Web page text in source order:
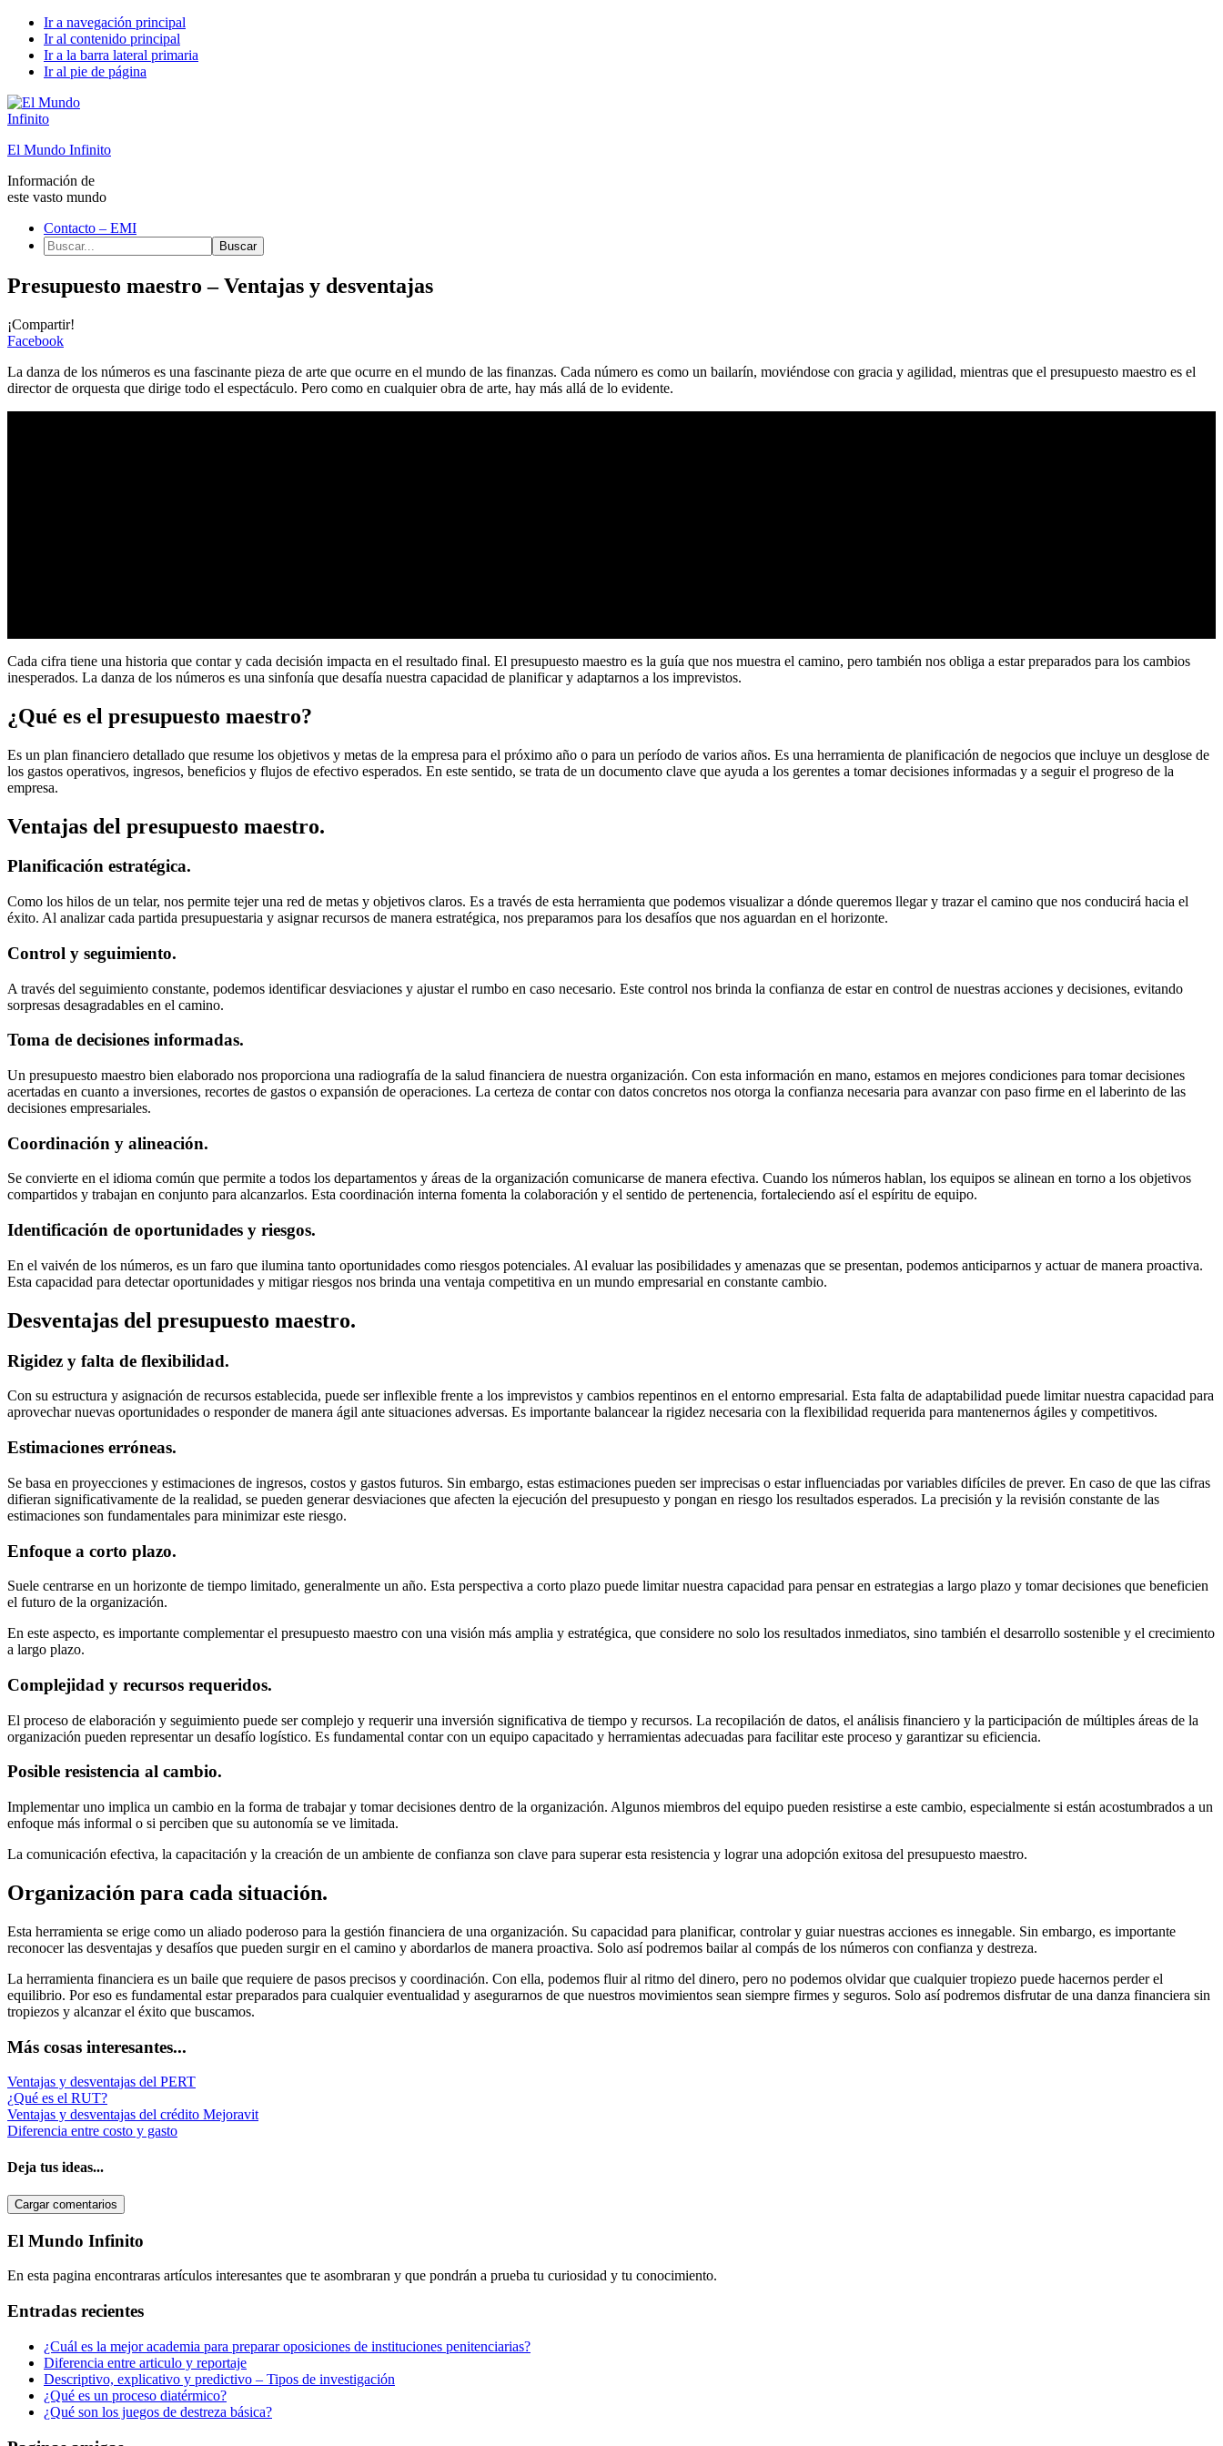
Ir a navegación principal
Ir al contenido principal
Ir a la barra lateral primaria
Ir al pie de página
El Mundo Infinito
Información de
este vasto mundo
Contacto – EMI
Buscar...
Presupuesto maestro – Ventajas y desventajas
¡Compartir!
Facebook
La danza de los números es una fascinante pieza de arte que ocurre en el mundo de las finanzas. Cada número es como un bailarín, moviéndose con gracia y agilidad, mientras que el presupuesto maestro es el
director de orquesta que dirige todo el espectáculo. Pero como en cualquier obra de arte, hay más allá de lo evidente.
Cada cifra tiene una historia que contar y cada decisión impacta en el resultado final. El presupuesto maestro es la guía que nos muestra el camino, pero también nos obliga a estar preparados para los cambios
inesperados. La danza de los números es una sinfonía que desafía nuestra capacidad de planificar y adaptarnos a los imprevistos.
¿Qué es el presupuesto maestro?
Es un plan financiero detallado que resume los objetivos y metas de la empresa para el próximo año o para un período de varios años. Es una herramienta de planificación de negocios que incluye un desglose de
los gastos operativos, ingresos, beneficios y flujos de efectivo esperados. En este sentido, se trata de un documento clave que ayuda a los gerentes a tomar decisiones informadas y a seguir el progreso de la
empresa.
Ventajas del presupuesto maestro.
Planificación estratégica.
Como los hilos de un telar, nos permite tejer una red de metas y objetivos claros. Es a través de esta herramienta que podemos visualizar a dónde queremos llegar y trazar el camino que nos conducirá hacia el
éxito. Al analizar cada partida presupuestaria y asignar recursos de manera estratégica, nos preparamos para los desafíos que nos aguardan en el horizonte.
Control y seguimiento.
A través del seguimiento constante, podemos identificar desviaciones y ajustar el rumbo en caso necesario. Este control nos brinda la confianza de estar en control de nuestras acciones y decisiones, evitando
sorpresas desagradables en el camino.
Toma de decisiones informadas.
Un presupuesto maestro bien elaborado nos proporciona una radiografía de la salud financiera de nuestra organización. Con esta información en mano, estamos en mejores condiciones para tomar decisiones
acertadas en cuanto a inversiones, recortes de gastos o expansión de operaciones. La certeza de contar con datos concretos nos otorga la confianza necesaria para avanzar con paso firme en el laberinto de las
decisiones empresariales.
Coordinación y alineación.
Se convierte en el idioma común que permite a todos los departamentos y áreas de la organización comunicarse de manera efectiva. Cuando los números hablan, los equipos se alinean en torno a los objetivos
compartidos y trabajan en conjunto para alcanzarlos. Esta coordinación interna fomenta la colaboración y el sentido de pertenencia, fortaleciendo así el espíritu de equipo.
Identificación de oportunidades y riesgos.
En el vaivén de los números, es un faro que ilumina tanto oportunidades como riesgos potenciales. Al evaluar las posibilidades y amenazas que se presentan, podemos anticiparnos y actuar de manera proactiva.
Esta capacidad para detectar oportunidades y mitigar riesgos nos brinda una ventaja competitiva en un mundo empresarial en constante cambio.
Desventajas del presupuesto maestro.
Rigidez y falta de flexibilidad.
Con su estructura y asignación de recursos establecida, puede ser inflexible frente a los imprevistos y cambios repentinos en el entorno empresarial. Esta falta de adaptabilidad puede limitar nuestra capacidad para
aprovechar nuevas oportunidades o responder de manera ágil ante situaciones adversas. Es importante balancear la rigidez necesaria con la flexibilidad requerida para mantenernos ágiles y competitivos.
Estimaciones erróneas.
Se basa en proyecciones y estimaciones de ingresos, costos y gastos futuros. Sin embargo, estas estimaciones pueden ser imprecisas o estar influenciadas por variables difíciles de prever. En caso de que las cifras
difieran significativamente de la realidad, se pueden generar desviaciones que afecten la ejecución del presupuesto y pongan en riesgo los resultados esperados. La precisión y la revisión constante de las
estimaciones son fundamentales para minimizar este riesgo.
Enfoque a corto plazo.
Suele centrarse en un horizonte de tiempo limitado, generalmente un año. Esta perspectiva a corto plazo puede limitar nuestra capacidad para pensar en estrategias a largo plazo y tomar decisiones que beneficien
el futuro de la organización.
En este aspecto, es importante complementar el presupuesto maestro con una visión más amplia y estratégica, que considere no solo los resultados inmediatos, sino también el desarrollo sostenible y el crecimiento
a largo plazo.
Complejidad y recursos requeridos.
El proceso de elaboración y seguimiento puede ser complejo y requerir una inversión significativa de tiempo y recursos. La recopilación de datos, el análisis financiero y la participación de múltiples áreas de la
organización pueden representar un desafío logístico. Es fundamental contar con un equipo capacitado y herramientas adecuadas para facilitar este proceso y garantizar su eficiencia.
Posible resistencia al cambio.
Implementar uno implica un cambio en la forma de trabajar y tomar decisiones dentro de la organización. Algunos miembros del equipo pueden resistirse a este cambio, especialmente si están acostumbrados a un
enfoque más informal o si perciben que su autonomía se ve limitada.
La comunicación efectiva, la capacitación y la creación de un ambiente de confianza son clave para superar esta resistencia y lograr una adopción exitosa del presupuesto maestro.
Organización para cada situación.
Esta herramienta se erige como un aliado poderoso para la gestión financiera de una organización. Su capacidad para planificar, controlar y guiar nuestras acciones es innegable. Sin embargo, es importante
reconocer las desventajas y desafíos que pueden surgir en el camino y abordarlos de manera proactiva. Solo así podremos bailar al compás de los números con confianza y destreza.
La herramienta financiera es un baile que requiere de pasos precisos y coordinación. Con ella, podemos fluir al ritmo del dinero, pero no podemos olvidar que cualquier tropiezo puede hacernos perder el
equilibrio. Por eso es fundamental estar preparados para cualquier eventualidad y asegurarnos de que nuestros movimientos sean siempre firmes y seguros. Solo así podremos disfrutar de una danza financiera sin
tropiezos y alcanzar el éxito que buscamos.
Más cosas interesantes...
Ventajas y desventajas del PERT
¿Qué es el RUT?
Ventajas y desventajas del crédito Mejoravit
Diferencia entre costo y gasto
Deja tus ideas...
Cargar comentarios
Barra
lateral
primaria
El Mundo Infinito
En esta pagina encontraras artículos interesantes que te asombraran y que pondrán a prueba tu curiosidad y tu conocimiento.
Entradas recientes
¿Cuál es la mejor academia para preparar oposiciones de instituciones penitenciarias?
Diferencia entre articulo y reportaje
Descriptivo, explicativo y predictivo – Tipos de investigación
¿Qué es un proceso diatérmico?
¿Qué son los juegos de destreza básica?